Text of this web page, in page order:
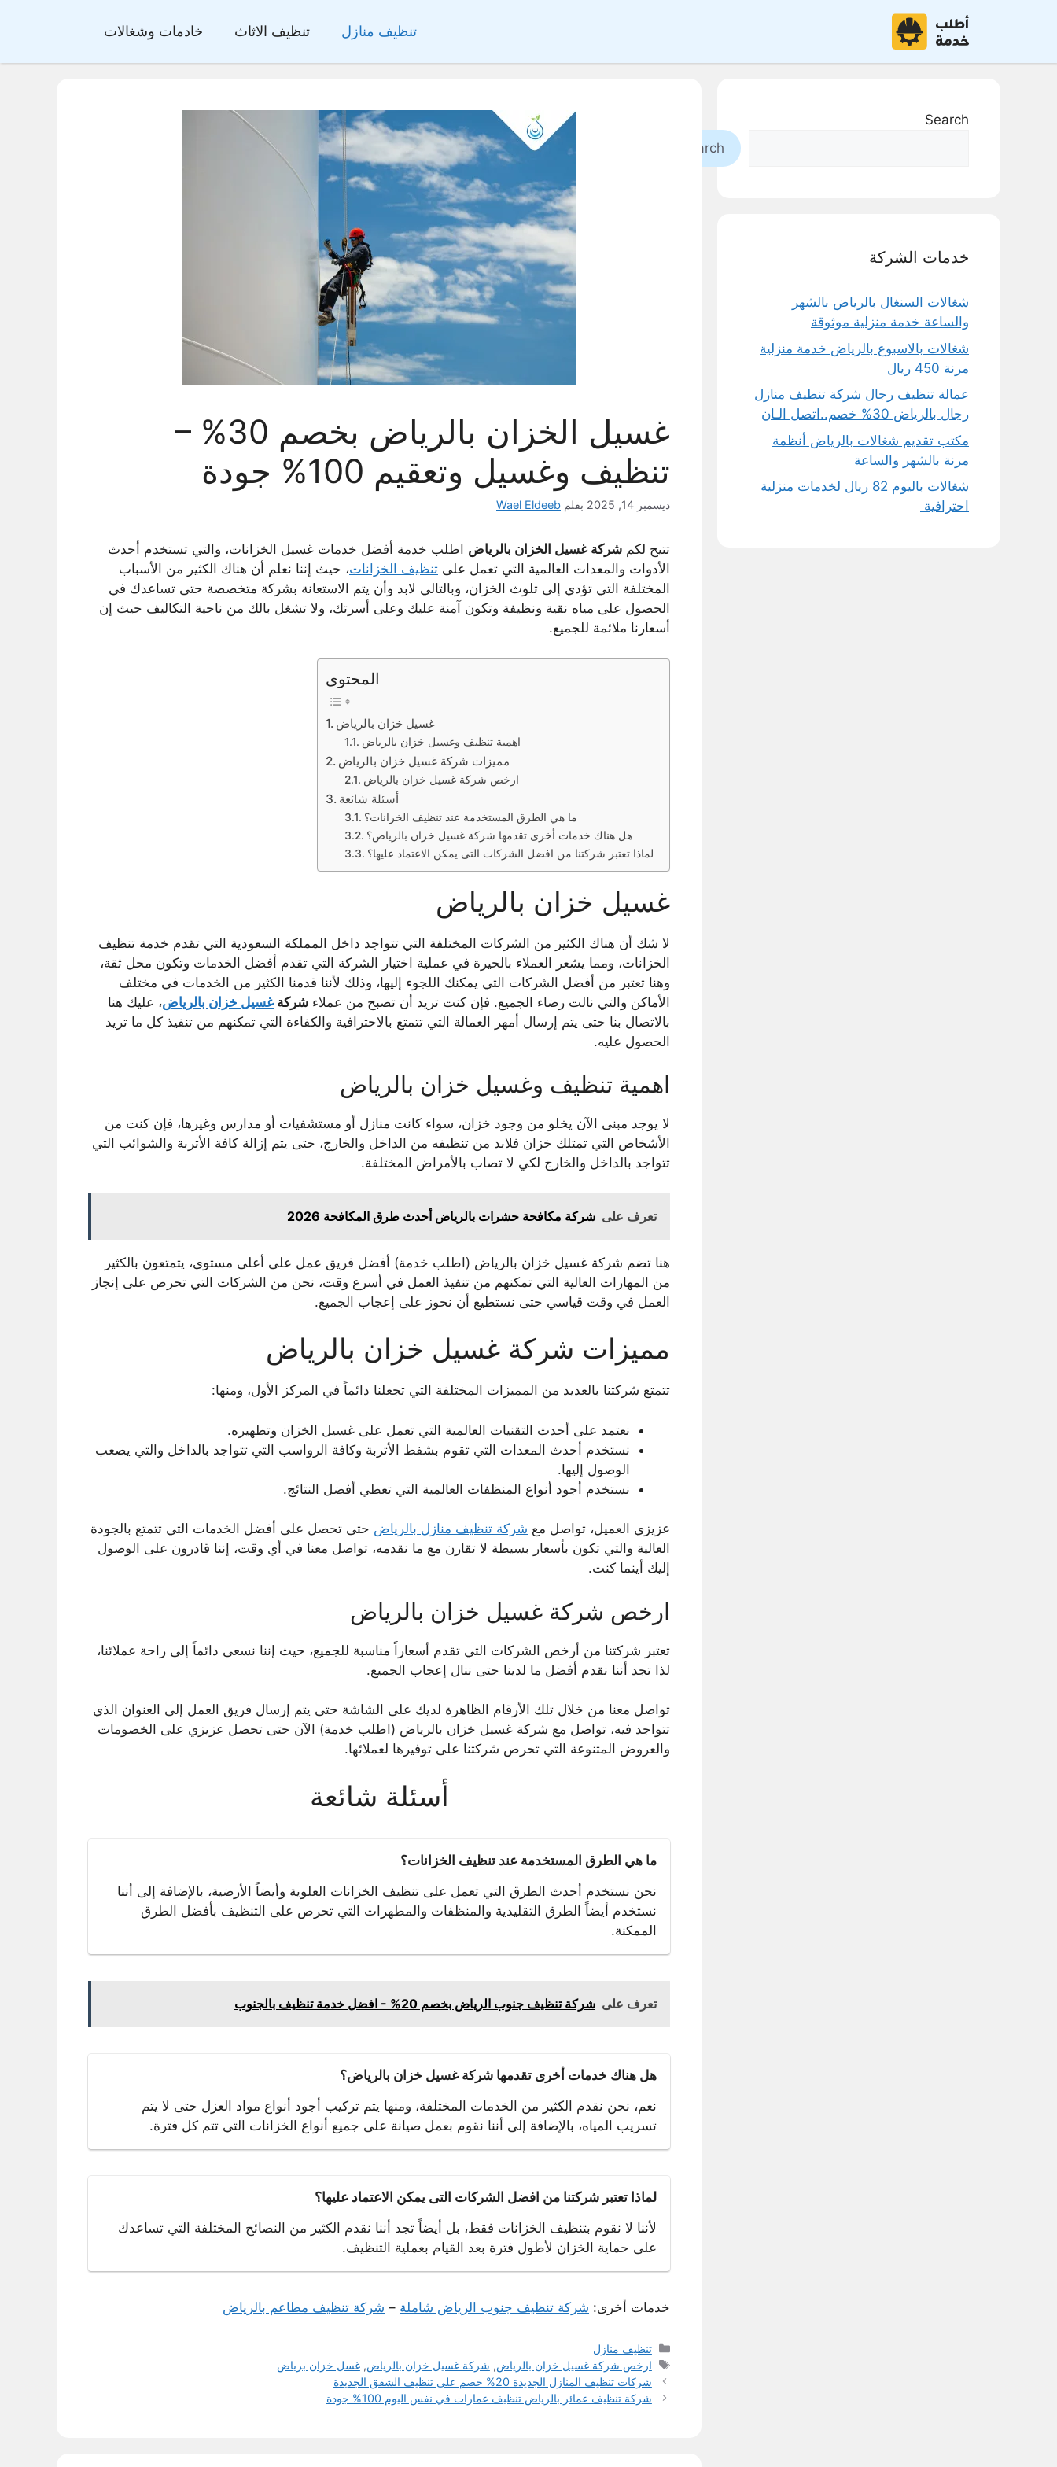
تنظيف منازل تنظيف الاثاث خادمات وشغالات
غسيل الخزان بالرياض بخصم 30% –
تنظيف وغسيل وتعقيم 100% جودة
ديسمبر 14, 2025 بقلم Wael Eldeeb
تتيح لكم شركة غسيل الخزان بالرياض اطلب خدمة أفضل خدمات غسيل الخزانات، والتي تستخدم أحدث
الأدوات والمعدات العالمية التي تعمل على تنظيف الخزانات، حيث إننا نعلم أن هناك الكثير من الأسباب
المختلفة التي تؤدي إلى تلوث الخزان، وبالتالي لابد وأن يتم الاستعانة بشركة متخصصة حتى تساعدك في
الحصول على مياه نقية ونظيفة وتكون آمنة عليك وعلى أسرتك، ولا تشغل بالك من ناحية التكاليف حيث إن
أسعارنا ملائمة للجميع.
المحتوى
غسيل خزان بالرياض
اهمية تنظيف وغسيل خزان بالرياض
مميزات شركة غسيل خزان بالرياض
ارخص شركة غسيل خزان بالرياض
أسئلة شائعة
ما هي الطرق المستخدمة عند تنظيف الخزانات؟
هل هناك خدمات أخرى تقدمها شركة غسيل خزان بالرياض؟
لماذا تعتبر شركتنا من افضل الشركات التى يمكن الاعتماد عليها؟
غسيل خزان بالرياض
لا شك أن هناك الكثير من الشركات المختلفة التي تتواجد داخل المملكة السعودية التي تقدم خدمة تنظيف
الخزانات، ومما يشعر العملاء بالحيرة في عملية اختيار الشركة التي تقدم أفضل الخدمات وتكون محل ثقة،
وهنا تعتبر من أفضل الشركات التي يمكنك اللجوء إليها، وذلك لأننا قدمنا الكثير من الخدمات في مختلف
الأماكن والتي نالت رضاء الجميع. فإن كنت تريد أن تصبح من عملاء شركةغسيل خزان بالرياض، عليك هنا
بالاتصال بنا حتى يتم إرسال أمهر العمالة التي تتمتع بالاحترافية والكفاءة التي تمكنهم من تنفيذ كل ما تريد
الحصول عليه.
اهمية تنظيف وغسيل خزان بالرياض
لا يوجد مبنى الآن يخلو من وجود خزان، سواء كانت منازل أو مستشفيات أو مدارس وغيرها، فإن كنت من
الأشخاص التي تمتلك خزان فلابد من تنظيفه من الداخل والخارج، حتى يتم إزالة كافة الأتربة والشوائب التي
تتواجد بالداخل والخارج لكي لا تصاب بالأمراض المختلفة.
تعرف على شركة مكافحة حشرات بالرياض أحدث طرق المكافحة 2026
هنا تضم شركة غسيل خزان بالرياض (اطلب خدمة) أفضل فريق عمل على أعلى مستوى، يتمتعون بالكثير
من المهارات العالية التي تمكنهم من تنفيذ العمل في أسرع وقت، نحن من الشركات التي تحرص على إنجاز
العمل في وقت قياسي حتى نستطيع أن نحوز على إعجاب الجميع.
مميزات شركة غسيل خزان بالرياض
تتمتع شركتنا بالعديد من المميزات المختلفة التي تجعلنا دائماً في المركز الأول، ومنها:
نعتمد على أحدث التقنيات العالمية التي تعمل على غسيل الخزان وتطهيره.
نستخدم أحدث المعدات التي تقوم بشفط الأتربة وكافة الرواسب التي تتواجد بالداخل والتي يصعب
الوصول إليها.
نستخدم أجود أنواع المنظفات العالمية التي تعطي أفضل النتائج.
عزيزي العميل، تواصل مع شركة تنظيف منازل بالرياض حتى تحصل على أفضل الخدمات التي تتمتع بالجودة
العالية والتي تكون بأسعار بسيطة لا تقارن مع ما نقدمه، تواصل معنا في أي وقت، إننا قادرون على الوصول
إليك أينما كنت.
ارخص شركة غسيل خزان بالرياض
تعتبر شركتنا من أرخص الشركات التي تقدم أسعاراً مناسبة للجميع، حيث إننا نسعى دائماً إلى راحة عملائنا،
لذا تجد أننا نقدم أفضل ما لدينا حتى ننال إعجاب الجميع.
تواصل معنا من خلال تلك الأرقام الظاهرة لديك على الشاشة حتى يتم إرسال فريق العمل إلى العنوان الذي
تتواجد فيه، تواصل مع شركة غسيل خزان بالرياض (اطلب خدمة) الآن حتى تحصل عزيزي على الخصومات
والعروض المتنوعة التي تحرص شركتنا على توفيرها لعملائها.
أسئلة شائعة
ما هي الطرق المستخدمة عند تنظيف الخزانات؟
نحن نستخدم أحدث الطرق التي تعمل على تنظيف الخزانات العلوية وأيضاً الأرضية، بالإضافة إلى أننا
نستخدم أيضاً الطرق التقليدية والمنظفات والمطهرات التي تحرص على التنظيف بأفضل الطرق
الممكنة.
تعرف على شركة تنظيف جنوب الرياض بخصم 20% - افضل خدمة تنظيف بالجنوب
هل هناك خدمات أخرى تقدمها شركة غسيل خزان بالرياض؟
نعم، نحن نقدم الكثير من الخدمات المختلفة، ومنها يتم تركيب أجود أنواع مواد العزل حتى لا يتم
تسريب المياه، بالإضافة إلى أننا نقوم بعمل صيانة على جميع أنواع الخزانات التي تتم كل فترة.
لماذا تعتبر شركتنا من افضل الشركات التى يمكن الاعتماد عليها؟
لأننا لا نقوم بتنظيف الخزانات فقط، بل أيضاً تجد أننا نقدم الكثير من النصائح المختلفة التي تساعدك
على حماية الخزان لأطول فترة بعد القيام بعملية التنظيف.
خدمات أخرى: شركة تنظيف جنوب الرياض شاملة – شركة تنظيف مطاعم بالرياض
التصنيفات
تنظيف منازل
الوسوم
ارخص شركة غسيل خزان بالرياض, شركة غسيل خزان بالرياض,غسل خزان برياض
شركات تنظيف المنازل الجديدة 20% خصم على تنظيف الشقق الجديدة
شركة تنظيف عمائر بالرياض تنظيف عمارات في نفس اليوم 100% جودة
Search
Search
خدمات الشركة
شغالات السنغال بالرياض بالشهر
والساعة خدمة منزلية موثوقة
شغالات بالاسبوع بالرياض خدمة منزلية
مرنة 450 ريال
عمالة تنظيف رجال شركة تنظيف منازل
رجال بالرياض 30% خصم..اتصل الـان
مكتب تقديم شغالات بالرياض أنظمة
مرنة بالشهر والساعة
شغالات باليوم 82 ريال لخدمات منزلية
احترافية